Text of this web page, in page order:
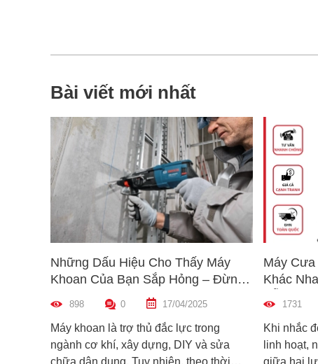
Bài viết mới nhất
Những Dấu Hiệu Cho Thấy Máy
Khoan Của Bạn Sắp Hỏng – Đừng
898 0 17/04/2025
Máy khoan là trợ thủ đắc lực trong
ngành cơ khí, xây dựng, DIY và sửa
chữa dân dụng. Tuy nhiên, theo thời
Máy
Khác
Dẫn
1731
Khi nhắc
linh hoạt,
giữa hai